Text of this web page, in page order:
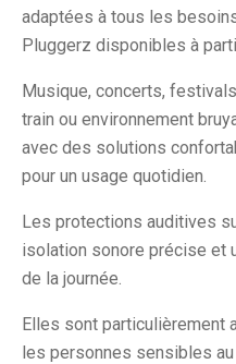
adaptées à tous les
Pluggerz disponibles à
Musique, concerts,
train ou environnement
avec des solutions
pour un usage quotidien.
Les protections auditives
isolation sonore précise et
de la journée.
Elles sont particulièrement
les personnes sensibles